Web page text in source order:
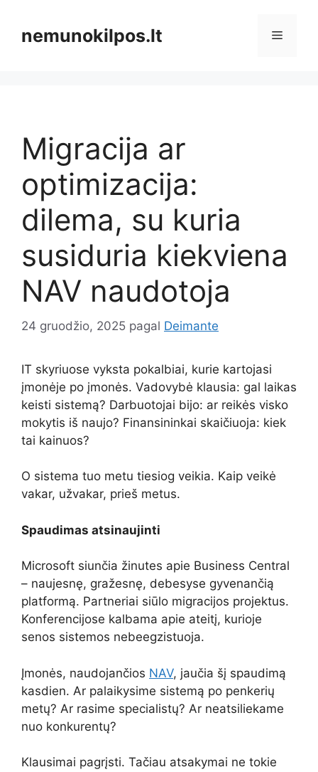
turinionemunokilpos.lt Meniu
Migracija ar
optimizacija:
dilema, su kuria
susiduria kiekviena
NAV naudotoja
24 gruodžio, 2025 pagal Deimante
IT skyriuose vyksta pokalbiai, kurie kartojasi
įmonėje po įmonės. Vadovybė klausia: gal laikas
keisti sistemą? Darbuotojai bijo: ar reikės visko
mokytis iš naujo? Finansininkai skaičiuoja: kiek
tai kainuos?
O sistema tuo metu tiesiog veikia. Kaip veikė
vakar, užvakar, prieš metus.
Spaudimas atsinaujinti
Microsoft siunčia žinutes apie Business Central
– naujesnę, gražesnę, debesyse gyvenančią
platformą. Partneriai siūlo migracijos projektus.
Konferencijose kalbama apie ateitį, kurioje
senos sistemos nebeegzistuoja.
Įmonės, naudojančios NAV, jaučia šį spaudimą
kasdien. Ar palaikysime sistemą po penkerių
metų? Ar rasime specialistų? Ar neatsiliekame
nuo konkurentų?
Klausimai pagrįsti. Tačiau atsakymai ne tokie